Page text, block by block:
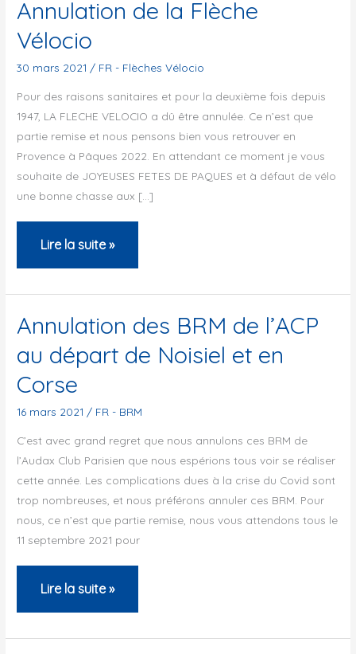
Annulation de la Flèche
Vélocio
30 mars 2021 / FR - Flèches Vélocio
Pour des raisons sanitaires et pour la deuxième fois depuis
1947, LA FLECHE VELOCIO a dû être annulée. Ce n’est que
partie remise et nous pensons bien vous retrouver en
Provence à Pâques 2022. En attendant ce moment je vous
souhaite de JOYEUSES FETES DE PAQUES et à défaut de vélo
une bonne chasse aux […]
Annulation
de
la
Flèche
Vélocio
Lire la suite »
Annulation des BRM de l’ACP
au départ de Noisiel et en
Corse
16 mars 2021 / FR - BRM
C’est avec grand regret que nous annulons ces BRM de
l’Audax Club Parisien que nous espérions tous voir se réaliser
cette année. Les complications dues à la crise du Covid sont
trop nombreuses, et nous préférons annuler ces BRM. Pour
nous, ce n’est que partie remise, nous vous attendons tous le
11 septembre 2021 pour
Annulation
des
BRM
Lire la suite »